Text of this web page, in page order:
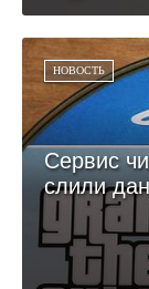
НОВОСТЬ
Сервис
слили